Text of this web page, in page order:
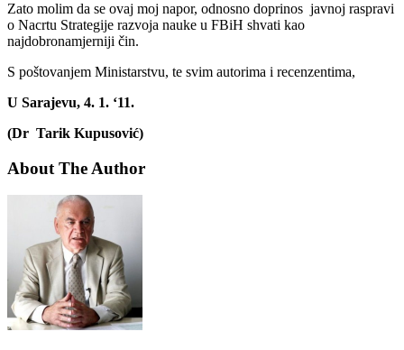
Zato molim da se ovaj moj napor, odnosno doprinos javnoj raspravi
o Nacrtu Strategije razvoja nauke u FBiH shvati kao
najdobronamjerniji čin.
S poštovanjem Ministarstvu, te svim autorima i recenzentima,
U Sarajevu, 4. 1. ‘11.
(Dr Tarik Kupusović)
About The Author